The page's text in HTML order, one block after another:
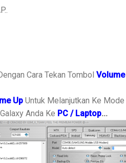
Cara Tekan Tombol
Up Untuk Melanjutkan Ke
Anda Ke PC / Laptop...